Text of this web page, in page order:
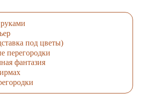
под цветы)
перегородки
фантазия